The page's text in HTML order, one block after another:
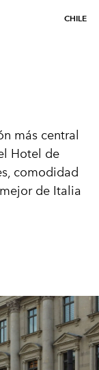
CHILE
más central
Hotel de
comodidad
de Italia